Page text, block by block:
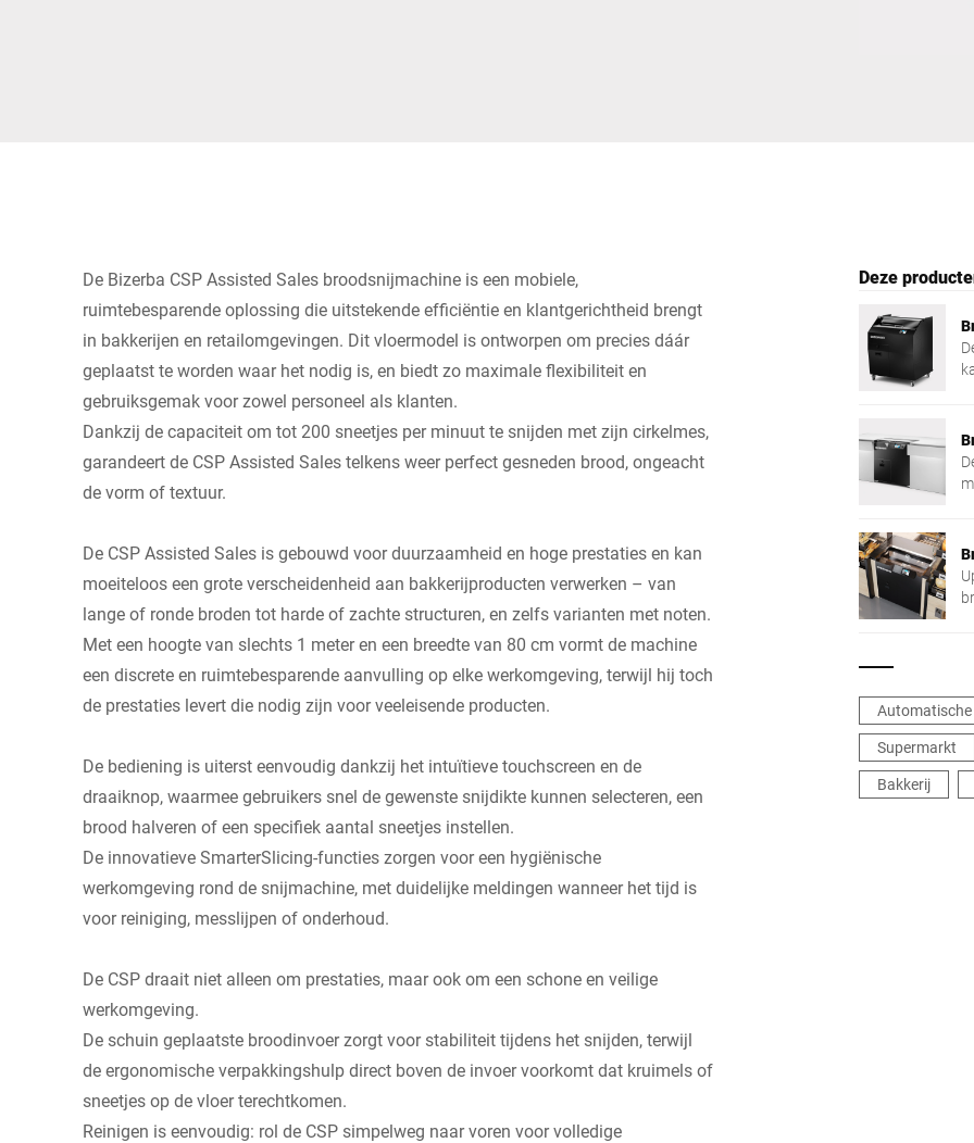
De Bizerba CSP Assisted Sales broodsnijmachine is een mobiele,
ruimtebesparende oplossing die uitstekende efficiëntie en klantgerichtheid brengt
in bakkerijen en retailomgevingen. Dit vloermodel is ontworpen om precies dáár
geplaatst te worden waar het nodig is, en biedt zo maximale flexibiliteit en
gebruiksgemak voor zowel personeel als klanten.
Dankzij de capaciteit om tot 200 sneetjes per minuut te snijden met zijn cirkelmes,
garandeert de CSP Assisted Sales telkens weer perfect gesneden brood, ongeacht
de vorm of textuur.
De CSP Assisted Sales is gebouwd voor duurzaamheid en hoge prestaties en kan
moeiteloos een grote verscheidenheid aan bakkerijproducten verwerken – van
lange of ronde broden tot harde of zachte structuren, en zelfs varianten met noten.
Met een hoogte van slechts 1 meter en een breedte van 80 cm vormt de machine
een discrete en ruimtebesparende aanvulling op elke werkomgeving, terwijl hij toch
de prestaties levert die nodig zijn voor veeleisende producten.
De bediening is uiterst eenvoudig dankzij het intuïtieve touchscreen en de
draaiknop, waarmee gebruikers snel de gewenste snijdikte kunnen selecteren, een
brood halveren of een specifiek aantal sneetjes instellen.
De innovatieve SmarterSlicing-functies zorgen voor een hygiënische
werkomgeving rond de snijmachine, met duidelijke meldingen wanneer het tijd is
voor reiniging, messlijpen of onderhoud.
De CSP draait niet alleen om prestaties, maar ook om een schone en veilige
werkomgeving.
De schuin geplaatste broodinvoer zorgt voor stabiliteit tijdens het snijden, terwijl
de ergonomische verpakkingshulp direct boven de invoer voorkomt dat kruimels of
sneetjes op de vloer terechtkomen.
Reinigen is eenvoudig: rol de CSP simpelweg naar voren voor volledige
Deze
Supermarkt
Bakkerij